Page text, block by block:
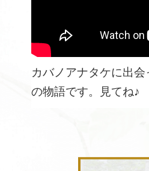
カバノアナタケに出
の物語です。見てね♪